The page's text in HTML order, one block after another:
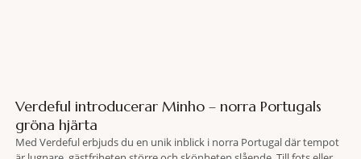
Verdeful introducerar Minho – norra Portugals
gröna hjärta
Med Verdeful erbjuds du en unik inblick i norra Portugal där tempot